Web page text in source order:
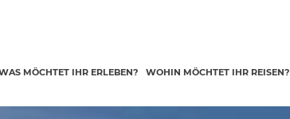
MÖCHTET IHR ERLEBEN? WOHIN MÖCHTET IHR REISEN?